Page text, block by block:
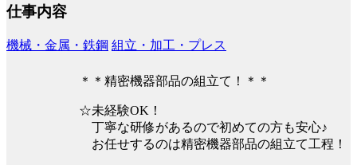
仕事内容
機械・金属・鉄鋼 組立・加工・プレス
＊＊精密機器部品の組立て！＊＊
☆未経験OK！
丁寧な研修があるので初めての方も安心♪
お任せするのは精密機器部品の組立て工程！